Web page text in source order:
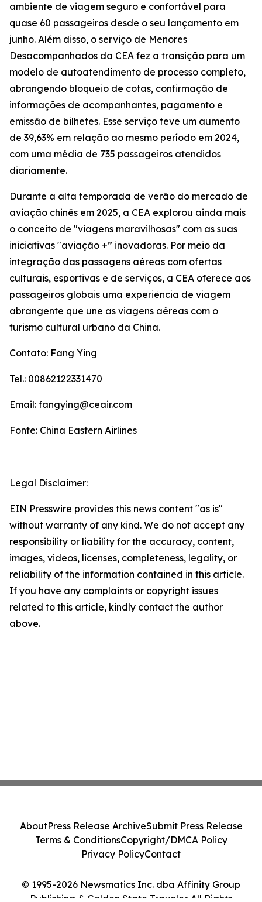
ambiente de viagem seguro e confortável para
quase 60 passageiros desde o seu lançamento em
junho. Além disso, o serviço de Menores
Desacompanhados da CEA fez a transição para um
modelo de autoatendimento de processo completo,
abrangendo bloqueio de cotas, confirmação de
informações de acompanhantes, pagamento e
emissão de bilhetes. Esse serviço teve um aumento
de 39,63% em relação ao mesmo período em 2024,
com uma média de 735 passageiros atendidos
diariamente.
Durante a alta temporada de verão do mercado de
aviação chinês em 2025, a CEA explorou ainda mais
o conceito de "viagens maravilhosas" com as suas
iniciativas "aviação +” inovadoras. Por meio da
integração das passagens aéreas com ofertas
culturais, esportivas e de serviços, a CEA oferece aos
passageiros globais uma experiência de viagem
abrangente que une as viagens aéreas com o
turismo cultural urbano da China.
Contato: Fang Ying
Tel.: 00862122331470
Email: fangying@ceair.com
Fonte: China Eastern Airlines
Legal Disclaimer:
EIN Presswire provides this news content "as is"
without warranty of any kind. We do not accept any
responsibility or liability for the accuracy, content,
images, videos, licenses, completeness, legality, or
reliability of the information contained in this article.
If you have any complaints or copyright issues
related to this article, kindly contact the author
above.
© 1995-2026 Newsmatics Inc. dba Affinity Group
Publishing & Golden State Traveler. All Rights
AboutPress Release ArchiveSubmit Press Release
Terms & ConditionsCopyright/DMCA Policy
Privacy PolicyContact